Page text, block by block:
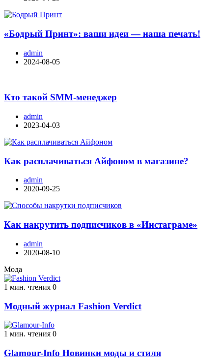
«Бодрый Принт»: ваши идеи — наша печать!
admin
2024-08-05
Кто такой SMM-менеджер
admin
2023-04-03
Как расплачиваться Айфоном в магазине?
admin
2020-09-25
Как накрутить подписчиков в «Инстаграме»
admin
2020-08-10
Мода
1 мин. чтения 0
Модный журнал Fashion Verdict
1 мин. чтения 0
Glamour-Info Новинки моды и стиля